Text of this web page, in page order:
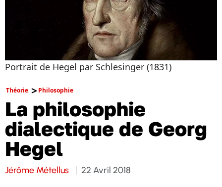
Portrait de Hegel par Schlesinger (1831)
Théorie Philosophie
La philosophie
dialectique de Georg
Hegel
Jérôme Métellus 22 Avril 2018